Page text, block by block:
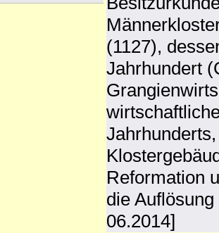
(1127),
Jahrhundert
Reformation
die
06.2014]